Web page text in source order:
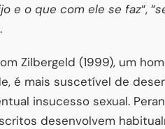
e o que com ele se faz“, “
Zilbergeld (1999), um
é mais suscetível de
insucesso sexual.
desenvolvem